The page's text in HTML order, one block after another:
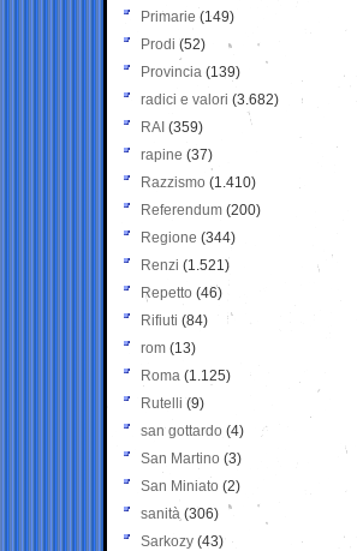
Primarie (149)
Prodi (52)
Provincia (139)
radici e valori (3.682)
RAI (359)
rapine (37)
Razzismo (1.410)
Referendum (200)
Regione (344)
Renzi (1.521)
Repetto (46)
Rifiuti (84)
rom (13)
Roma (1.125)
Rutelli (9)
san gottardo (4)
San Martino (3)
San Miniato (2)
sanità (306)
Sarkozy (43)